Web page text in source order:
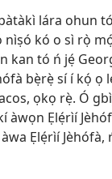
lára ohun
kó o sì rọ̀
kan tó ń jẹ́
bẹ̀rẹ̀ sí í kọ́ ọ
ọkọ rẹ̀. Ó
àwọn Ẹlẹ́rìí
Ẹlẹ́rìí Jèhófà,